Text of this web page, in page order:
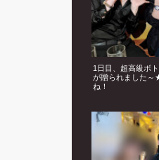
1日目、超高級ボ
が贈られました～
ね！